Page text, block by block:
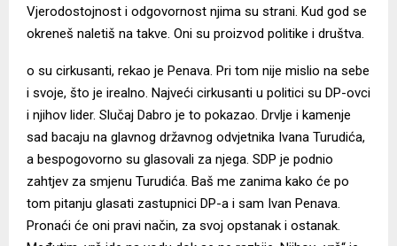
Vjerodostojnost i odgovornost njima su strani. Kud god se
okreneš naletiš na takve. Oni su proizvod politike i društva.
o su cirkusanti, rekao je Penava. Pri tom nije mislio na sebe
i svoje, što je irealno. Najveći cirkusanti u politici su DP-ovci
i njihov lider. Slučaj Dabro je to pokazao. Drvlje i kamenje
sad bacaju na glavnog državnog odvjetnika Ivana Turudića,
a bespogovorno su glasovali za njega. SDP je podnio
zahtjev za smjenu Turudića. Baš me zanima kako će po
tom pitanju glasati zastupnici DP-a i sam Ivan Penava.
Pronaći će oni pravi način, za svoj opstanak i ostanak.